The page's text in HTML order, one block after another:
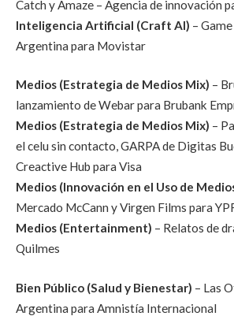
Catch y Amaze – Agencia de innovación
Inteligencia Artificial (Craft AI) –
Argentina para Movistar
Medios (Estrategia de Medios Mix) –
lanzamiento de Webar para Brubank
Medios (Estrategia de Medios Mix) –
el celu sin contacto, GARPA de Digitas
Creactive Hub para Visa
Medios (Innovación en el Uso de
Mercado McCann y Virgen Films para
Medios (Entertainment) – Relatos de
Quilmes
Bien Público (Salud y Bienestar) – Las
Argentina para Amnistía Internacional